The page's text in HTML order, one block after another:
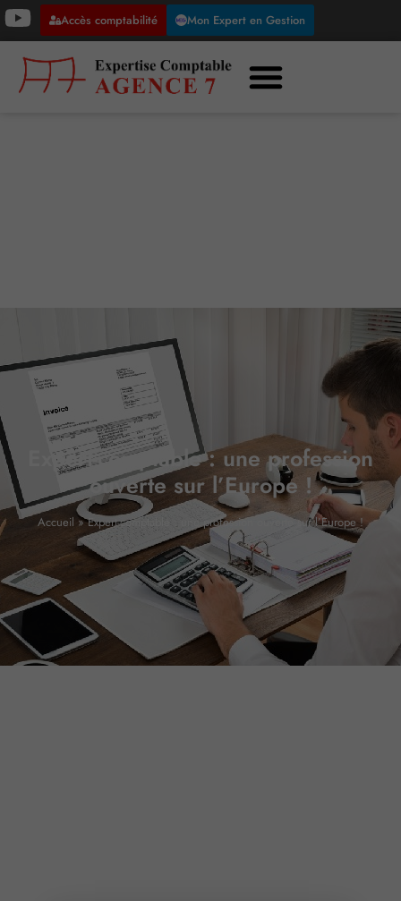
Accès comptabilité Mon Expert en Gestion
Expert-comptable : une profession
ouverte sur l’Europe !
Accueil »Expert-comptable : une profession ouverte sur l’Europe !